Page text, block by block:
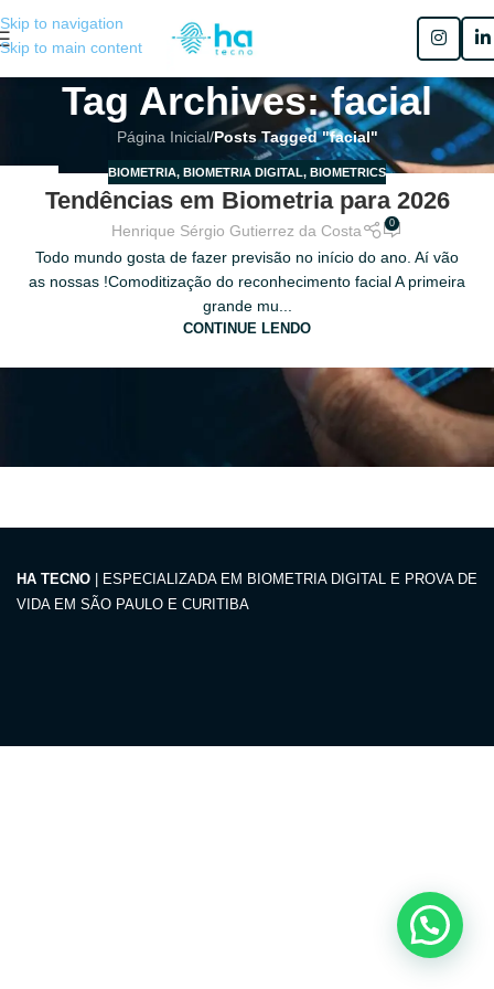
Skip to navigation
Skip to main content
Tag Archives: facial
Página Inicial/Posts Tagged "facial"
BIOMETRIA, BIOMETRIA DIGITAL, BIOMETRICS
Tendências em Biometria para 2026
Henrique Sérgio Gutierrez da Costa 0
Todo mundo gosta de fazer previsão no início do ano. Aí vão
as nossas !Comoditização do reconhecimento facial A primeira
grande mu...
CONTINUE LENDO
HA TECNO | ESPECIALIZADA EM BIOMETRIA DIGITAL E PROVA DE
VIDA EM SÃO PAULO E CURITIBA